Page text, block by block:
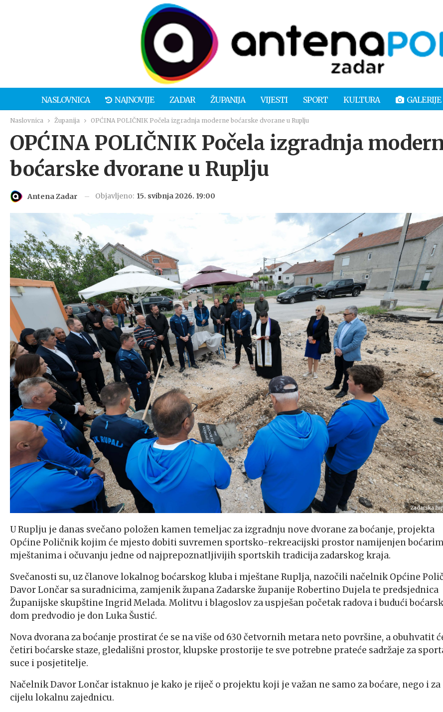
NASLOVNICA NAJNOVIJE ZADAR ŽUPANIJA VIJESTI SPORT KULTURA GALERIJE
Naslovnica Županija OPĆINA POLIČNIK Počela izgradnja moderne boćarske dvorane u Ruplju
OPĆINA POLIČNIK Počela izgradnja
boćarske dvorane u Ruplju
Antena Zadar Objavljeno: 15. svibnja 2026. 19:00
Zadarska
U Ruplju je danas svečano položen kamen temeljac za izgradnju nove dvorane za boćanje, projekta
Općine Poličnik kojim će mjesto dobiti suvremen sportsko-rekreacijski prostor namijenjen
mještanima i očuvanju jedne od najprepoznatljivijih sportskih tradicija zadarskog kraja.
Svečanosti su, uz članove lokalnog boćarskog kluba i mještane Ruplja, nazočili načelnik Općine
Davor Lončar sa suradnicima, zamjenik župana Zadarske županije Robertino Dujela te predsjednica
Županijske skupštine Ingrid Melada. Molitvu i blagoslov za uspješan početak radova i budući
dom predvodio je don Luka Šustić.
Nova dvorana za boćanje prostirat će se na više od 630 četvornih metara neto površine, a obuhvatit
četiri boćarske staze, gledališni prostor, klupske prostorije te sve potrebne prateće sadržaje za
suce i posjetitelje.
Načelnik Davor Lončar istaknuo je kako je riječ o projektu koji je važan ne samo za boćare, nego i za
cijelu lokalnu zajednicu.